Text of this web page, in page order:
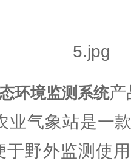
环境监测系统产
气象站是一款
于野外监测使